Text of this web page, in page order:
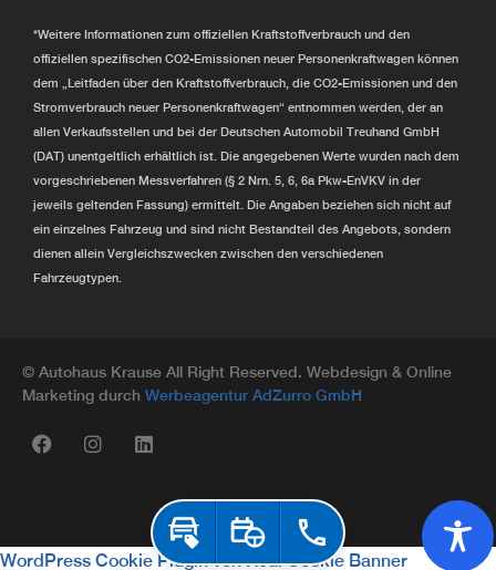
*Weitere Informationen zum offiziellen Kraftstoffverbrauch und den
offiziellen spezifischen CO2-Emissionen neuer Personenkraftwagen können
dem „Leitfaden über den Kraftstoffverbrauch, die CO2-Emissionen und den
Stromverbrauch neuer Personenkraftwagen“ entnommen werden, der an
allen Verkaufsstellen und bei der Deutschen Automobil Treuhand GmbH
(DAT) unentgeltlich erhältlich ist. Die angegebenen Werte wurden nach dem
vorgeschriebenen Messverfahren (§ 2 Nrn. 5, 6, 6a Pkw-EnVKV in der
jeweils geltenden Fassung) ermittelt. Die Angaben beziehen sich nicht auf
ein einzelnes Fahrzeug und sind nicht Bestandteil des Angebots, sondern
dienen allein Vergleichszwecken zwischen den verschiedenen
Fahrzeugtypen.
© Autohaus Krause All Right Reserved. Webdesign & Online
Marketing durch Werbeagentur AdZurro GmbH
WordPress Cookie Plugin von Real Cookie Banner
Inzahlungnahme
ProbefahrtJetzt anrufen